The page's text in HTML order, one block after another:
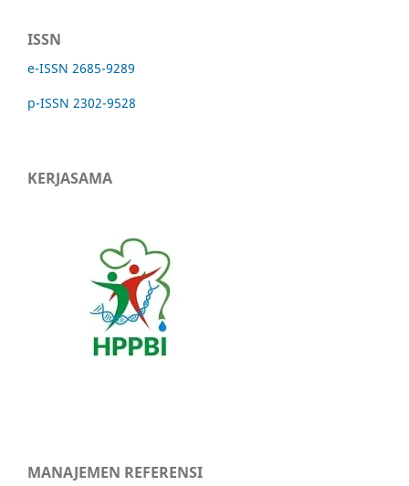
ISSN
e-ISSN 2685-9289
p-ISSN 2302-9528
KERJASAMA
MANAJEMEN REFERENSI